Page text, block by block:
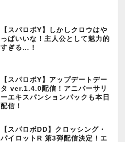
【スパロボY】しかしクロウはや
っぱいいな！主人公として魅力的
すぎる…！
【スパロボY】アップデートデー
タ ver.1.4.0配信！アニバーサリ
ーエキスパンションパックも本日
配信！
【スパロボDD】クロッシング・
パイロットR 第3弾配信決定！エ